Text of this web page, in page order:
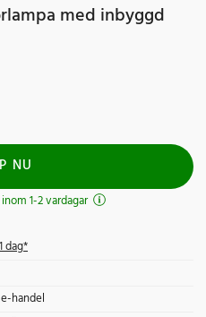
med inbyggd
NU
1-2 vardagar
dag*
handel